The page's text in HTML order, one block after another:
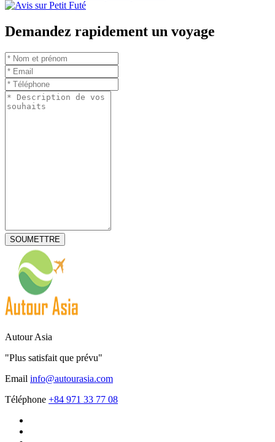
Demandez rapidement un voyage
Autour Asia
"Plus satisfait que prévu"
Email info@autourasia.com
Téléphone +84 971 33 77 08